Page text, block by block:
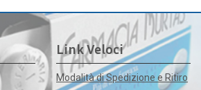
Link Veloci
Modalità di Spedizione e Ritiro